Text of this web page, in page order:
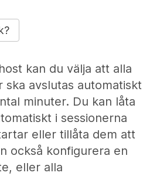
kan du välja att alla
ska avslutas automatiskt
minuter. Du kan låta
i sessionerna
eller tillåta dem att
också konfigurera en
eller alla